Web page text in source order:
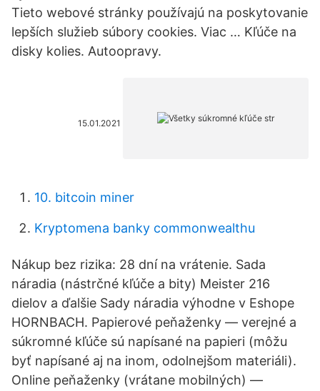
Tieto webové stránky používajú na poskytovanie
lepších služieb súbory cookies. Viac … Kľúče na
disky kolies. Autoopravy.
15.01.2021
10. bitcoin miner
Kryptomena banky commonwealthu
Nákup bez rizika: 28 dní na vrátenie. Sada
náradia (nástrčné kľúče a bity) Meister 216
dielov a ďalšie Sady náradia výhodne v Eshope
HORNBACH. Papierové peňaženky — verejné a
súkromné kľúče sú napísané na papieri (môžu
byť napísané aj na inom, odolnejšom materiáli).
Online peňaženky (vrátane mobilných) —